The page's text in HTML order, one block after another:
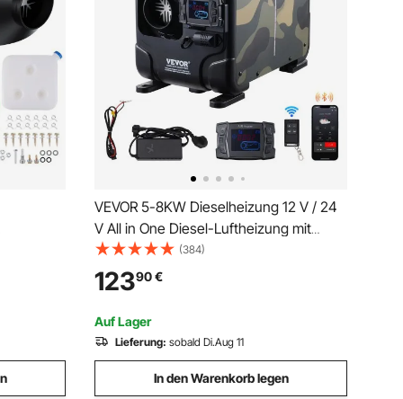
&
Bus
VEVOR 5-8KW Dieselheizung 12 V / 24
V All in One Diesel-Luftheizung mit
Bluetooth-App & Fernbedienung &
Anzeigebildschirm & CO-Alarm, schnell
aufheizende horizontale tragbare
horizontale Dieselheizung
(384)
12390€
Auf Lager
Lieferung: sobald Di.Aug 11
In den Warenkorb legen